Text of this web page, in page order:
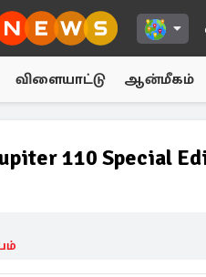
விளையாட்டு ஆன்மீகம்
110 Special